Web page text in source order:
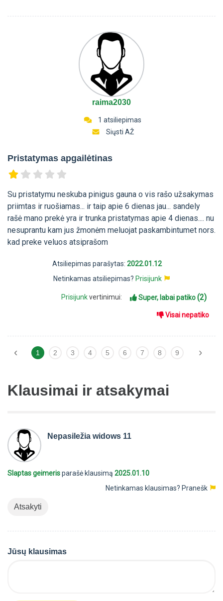
raima2030
1 atsiliepimas
Siųsti AŽ
Pristatymas apgailėtinas
Su pristatymu neskuba pinigus gauna o vis rašo užsakymas
priimtas ir ruošiamas... ir taip apie 6 dienas jau... sandely
rašė mano prekė yra ir trunka pristatymas apie 4 dienas.... nu
nesuprantu kam jus žmonėm meluojat paskambintumet nors.
kad preke veluos atsiprašom
Atsiliepimas parašytas: 2022.01.12
Netinkamas atsiliepimas? Prisijunk
Prisijunkvertinimui: Super, labai patiko(2)
Visai nepatiko
‹ 1 2 3 4 5 6 7 8 9 ›
Klausimai ir atsakymai
Nepasiležia widows 11
Slaptas geimerisparašė klausimą 2025.01.10
Netinkamas klausimas? Pranešk
Atsakyti
Jūsų klausimas